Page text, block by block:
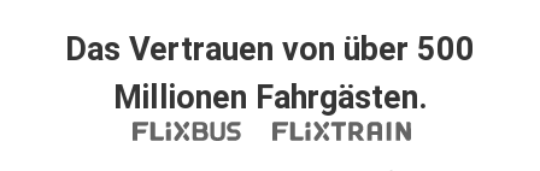
Das Vertrauen von über 500
Millionen Fahrgästen.